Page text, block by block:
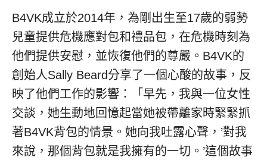
B4VK成立於2014年，為剛出生至17歲的弱勢
兒童提供危機應對包和禮品包，在危機時刻為
他們提供安慰，並恢復他們的尊嚴。B4VK的
創始人Sally Beard分享了一個心酸的故事，反
映了他們工作的影響：「早先，我與一位女性
交談，她生動地回憶起當她被帶離家時緊緊抓
著B4VK背包的情景。她向我吐露心聲，’對我
來說，那個背包就是我擁有的一切。’這個故事